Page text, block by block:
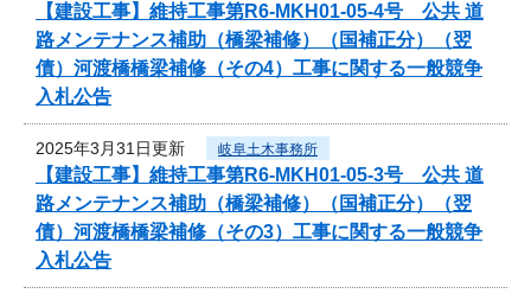
【建設工事】維持工事第R6-MKH01-05-4号 公共 道
路メンテナンス補助（橋梁補修）（国補正分）（翌
債）河渡橋橋梁補修（その4）工事に関する一般競争
入札公告
2025年3月31日更新 岐阜土木事務所
【建設工事】維持工事第R6-MKH01-05-3号 公共 道
路メンテナンス補助（橋梁補修）（国補正分）（翌
債）河渡橋橋梁補修（その3）工事に関する一般競争
入札公告